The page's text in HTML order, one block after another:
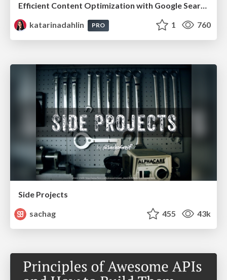
Efficient Content Optimization with Google Search Console & Apps Script
katarinadahlin
PRO 1 760
Side Projects
sachag
455 43k